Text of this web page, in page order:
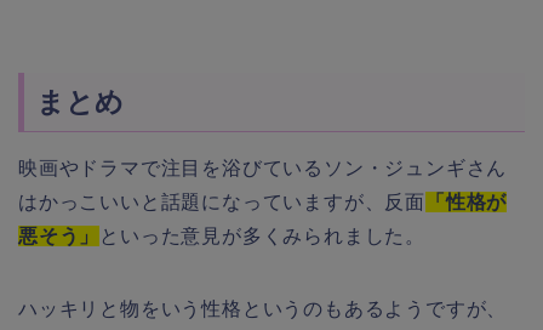
まとめ
映画やドラマで注目を浴びているソン・ジュンギさん
はかっこいいと話題になっていますが、反面
「性格が
悪そう」
といった意見が多くみられました。
ハッキリと物をいう性格というのもあるようですが、